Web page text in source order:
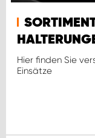
Hier finden Sie
Einsätze